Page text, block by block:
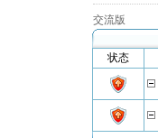
交流版
状态